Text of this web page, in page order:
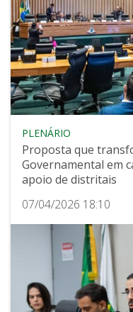
PLENÁRIO
Proposta que
Governamental em
apoio de distritais
07/04/2026 18:10